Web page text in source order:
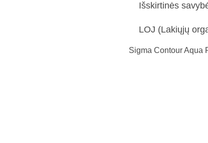
Išskirtinės
LOJ (Lakiųjų
Sigma Contour Aqua